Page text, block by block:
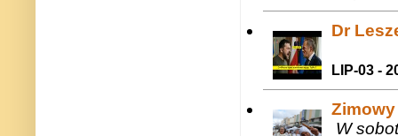
Dr
LIP-03 -
W